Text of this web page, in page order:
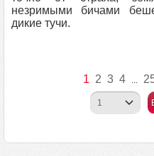
незримыми бичами
дикие тучи.
1 2 3 4 ...